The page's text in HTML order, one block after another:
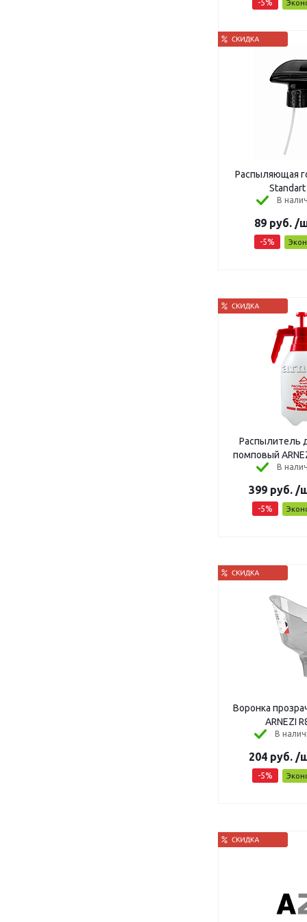
-5%
Распыляющая
В
89руб. /
-5%
Распылитель
помповый
В
399руб. /
-5%
Воронка
ARNEZI
В
204руб. /
-5%